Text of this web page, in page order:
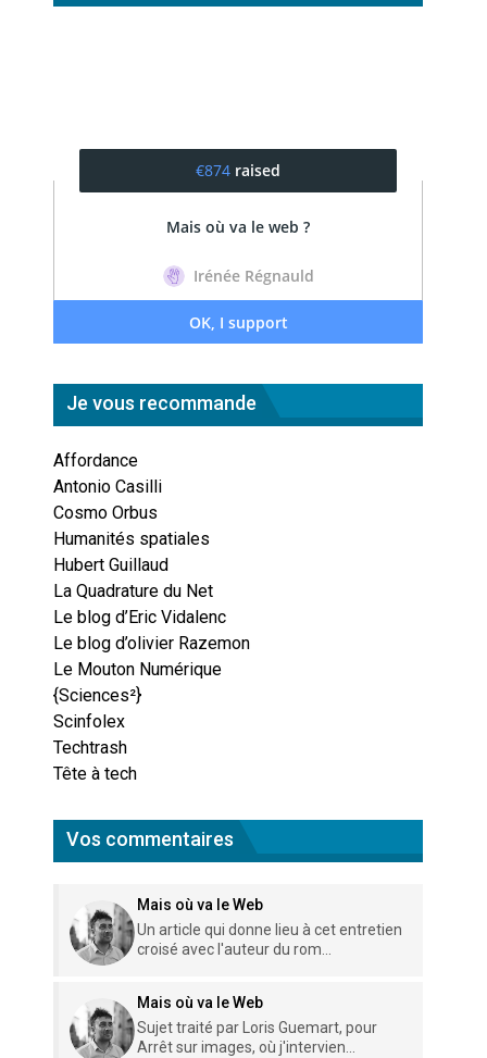
Je vous recommande
Affordance
Antonio Casilli
Cosmo Orbus
Humanités spatiales
Hubert Guillaud
La Quadrature du Net
Le blog d’Eric Vidalenc
Le blog d’olivier Razemon
Le Mouton Numérique
{Sciences²}
Scinfolex
Techtrash
Tête à tech
Vos commentaires
Mais où va le Web
Un article qui donne lieu à cet entretien
croisé avec l'auteur du rom...
Mais où va le Web
Sujet traité par Loris Guemart, pour
Arrêt sur images, où j'intervien...